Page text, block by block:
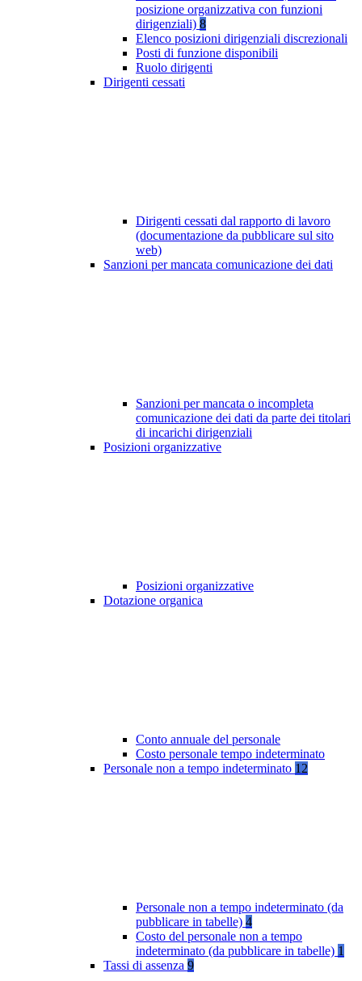
posizione organizzativa con funzioni
dirigenziali) 8
Elenco posizioni dirigenziali discrezionali
Posti di funzione disponibili
Ruolo dirigenti
Dirigenti cessati
Dirigenti cessati dal rapporto di lavoro
(documentazione da pubblicare sul sito
web)
Sanzioni per mancata comunicazione dei dati
Sanzioni per mancata o incompleta
comunicazione dei dati da parte dei titolari
di incarichi dirigenziali
Posizioni organizzative
Posizioni organizzative
Dotazione organica
Conto annuale del personale
Costo personale tempo indeterminato
Personale non a tempo indeterminato 12
Personale non a tempo indeterminato (da
pubblicare in tabelle) 4
Costo del personale non a tempo
indeterminato (da pubblicare in tabelle) 1
Tassi di assenza 9